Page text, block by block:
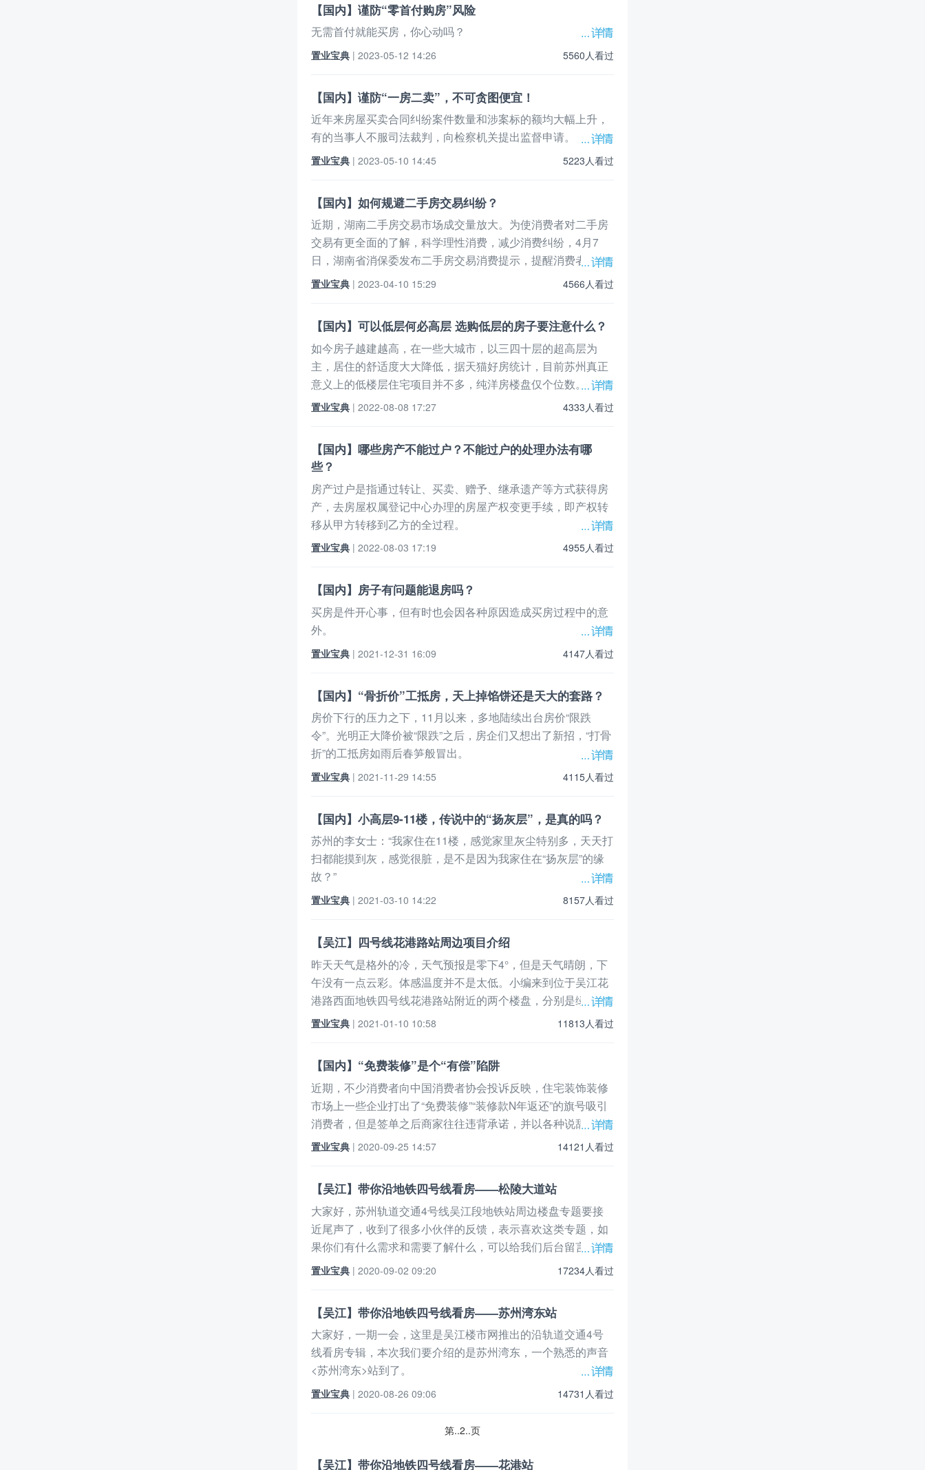
【国内】谨防“零首付购房”风险
无需首付就能买房，你心动吗？
5560人看过
置业宝典 | 2023-05-12 14:26
【国内】谨防“一房二卖”，不可贪图便宜！
近年来房屋买卖合同纠纷案件数量和涉案标的额均大幅上升，
有的当事人不服司法裁判，向检察机关提出监督申请。
5223人看过
置业宝典 | 2023-05-10 14:45
【国内】如何规避二手房交易纠纷？
近期，湖南二手房交易市场成交量放大。为使消费者对二手房
交易有更全面的了解，科学理性消费，减少消费纠纷，4月7
日，湖南省消保委发布二手房交易消费提示，提醒消费者在购
买二手房
4566人看过
置业宝典 | 2023-04-10 15:29
【国内】可以低层何必高层 选购低层的房子要注意什么？
如今房子越建越高，在一些大城市，以三四十层的超高层为
主，居住的舒适度大大降低，据天猫好房统计，目前苏州真正
意义上的低楼层住宅项目并不多，纯洋房楼盘仅个位数。
4333人看过
置业宝典 | 2022-08-08 17:27
【国内】哪些房产不能过户？不能过户的处理办法有哪
些？
房产过户是指通过转让、买卖、赠予、继承遗产等方式获得房
产，去房屋权属登记中心办理的房屋产权变更手续，即产权转
移从甲方转移到乙方的全过程。
4955人看过
置业宝典 | 2022-08-03 17:19
【国内】房子有问题能退房吗？
买房是件开心事，但有时也会因各种原因造成买房过程中的意
外。
4147人看过
置业宝典 | 2021-12-31 16:09
【国内】“骨折价”工抵房，天上掉馅饼还是天大的套路？
房价下行的压力之下，11月以来，多地陆续出台房价“限跌
令”。光明正大降价被“限跌”之后，房企们又想出了新招，“打骨
折”的工抵房如雨后春笋般冒出。
4115人看过
置业宝典 | 2021-11-29 14:55
【国内】小高层9-11楼，传说中的“扬灰层”，是真的吗？
苏州的李女士：“我家住在11楼，感觉家里灰尘特别多，天天打
扫都能摸到灰，感觉很脏，是不是因为我家住在“扬灰层”的缘
故？”
8157人看过
置业宝典 | 2021-03-10 14:22
【吴江】四号线花港路站周边项目介绍
昨天天气是格外的冷，天气预报是零下4°，但是天气晴朗，下
午没有一点云彩。体感温度并不是太低。小编来到位于吴江花
港路西面地铁四号线花港路站附近的两个楼盘，分别是绿地香
港的绿
11813人看过
置业宝典 | 2021-01-10 10:58
【国内】“免费装修”是个“有偿”陷阱
近期，不少消费者向中国消费者协会投诉反映，住宅装饰装修
市场上一些企业打出了“免费装修”“装修款N年返还”的旗号吸引
消费者，但是签单之后商家往往违背承诺，并以各种说辞进行
额
14121人看过
置业宝典 | 2020-09-25 14:57
【吴江】带你沿地铁四号线看房——松陵大道站
大家好，苏州轨道交通4号线吴江段地铁站周边楼盘专题要接
近尾声了，收到了很多小伙伴的反馈，表示喜欢这类专题，如
果你们有什么需求和需要了解什么，可以给我们后台留言，给
我们互动
17234人看过
置业宝典 | 2020-09-02 09:20
【吴江】带你沿地铁四号线看房——苏州湾东站
大家好，一期一会，这里是吴江楼市网推出的沿轨道交通4号
线看房专辑，本次我们要介绍的是苏州湾东，一个熟悉的声音
<苏州湾东>站到了。
14731人看过
置业宝典 | 2020-08-26 09:06
第..2..页
【吴江】带你沿地铁四号线看房——花港站